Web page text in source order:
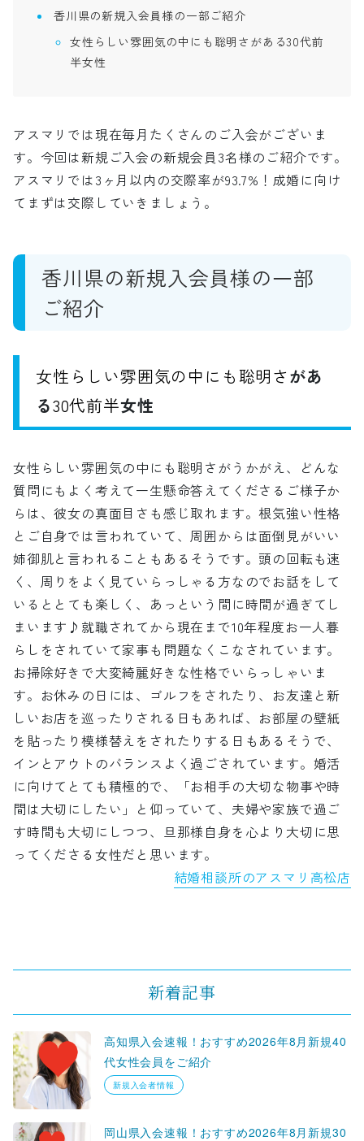
香川県の新規入会員様の一部ご紹介
女性らしい雰囲気の中にも聡明さがある30代前
半女性
アスマリでは現在毎月たくさんのご入会がございま
す。今回は新規ご入会の新規会員3名様のご紹介です。
アスマリでは3ヶ月以内の交際率が93.7%！成婚に向け
てまずは交際していきましょう。
香川県の新規入会員様の一部
ご紹介
女性らしい雰囲気の中にも聡明さがあ
る30代前半女性
女性らしい雰囲気の中にも聡明さがうかがえ、どんな
質問にもよく考えて一生懸命答えてくださるご様子か
らは、彼女の真面目さも感じ取れます。根気強い性格
とご自身では言われていて、周囲からは面倒見がいい
姉御肌と言われることもあるそうです。頭の回転も速
く、周りをよく見ていらっしゃる方なのでお話をして
いるととても楽しく、あっという間に時間が過ぎてし
まいます♪就職されてから現在まで10年程度お一人暮
らしをされていて家事も問題なくこなされています。
お掃除好きで大変綺麗好きな性格でいらっしゃいま
す。お休みの日には、ゴルフをされたり、お友達と新
しいお店を巡ったりされる日もあれば、お部屋の壁紙
を貼ったり模様替えをされたりする日もあるそうで、
インとアウトのバランスよく過ごされています。婚活
に向けてとても積極的で、「お相手の大切な物事や時
間は大切にしたい」と仰っていて、夫婦や家族で過ご
す時間も大切にしつつ、旦那様自身を心より大切に思
ってくださる女性だと思います。
結婚相談所のアスマリ高松店
新着記事
高知県入会速報！おすすめ2026年8月新規40
代女性会員をご紹介
新規入会者情報
岡山県入会速報！おすすめ2026年8月新規30